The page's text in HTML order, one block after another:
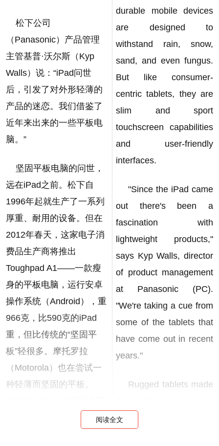
松下公司
（Panasonic）产品管理
主管基普·沃尔斯（Kyp
Walls）说：“iPad问世
后，引发了对外形轻薄的
产品的迷恋。我们借鉴了
近年来出来的一些平板电
脑。”
坚固平板电脑的问世，
远在iPad之前。松下自
1996年起就生产了一系列
厚重、耐用的设备。但在
2012年春天，这家电子消
费品生产商将推出
Toughpad A1——一款瘦
身的平板电脑，运行安卓
操作系统（Android），重
966克，比590克的iPad
重，但比传统的“坚固平
板”轻很多。摩托罗拉
（Motorola）也在尝试一
种轻薄而坚固的平板。
ET1，重635克。摩托罗拉
durable mobile devices
are designed to
withstand rain, snow,
sand, and even fungus.
But like consumer-
centric tablets, they are
slim and sport
touchscreen capabilities
and user-friendly
interfaces.
"Since the iPad came
out there's been a
fascination with
lightweight products,"
says Kyp Walls, director
of product management
at Panasonic (PC).
"We're taking a cue from
some of the tablets that
have come out in recent
years."
Rugged tablets made
the iPad -- Panasonic
阅读全文